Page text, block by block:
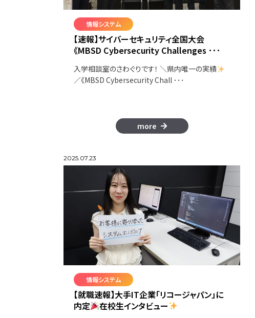
情報システム
【速報】サイバーセキュリティ全国大会
《MBSD Cybersecurity Challenges ･･･
入学相談室のさわぐりです！ ＼県内唯一の実績
／《MBSD Cybersecurity Chall ･･･
more
2025.07.23
情報システム
【就職速報】大手IT企業「リコージャパン」に
内定
在校生インタビュー